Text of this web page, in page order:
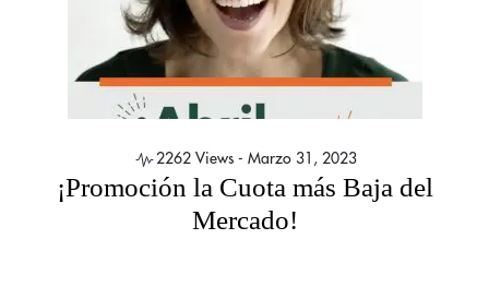
2262 Views - Marzo 31, 2023
¡Promoción la Cuota más Baja del
Mercado!